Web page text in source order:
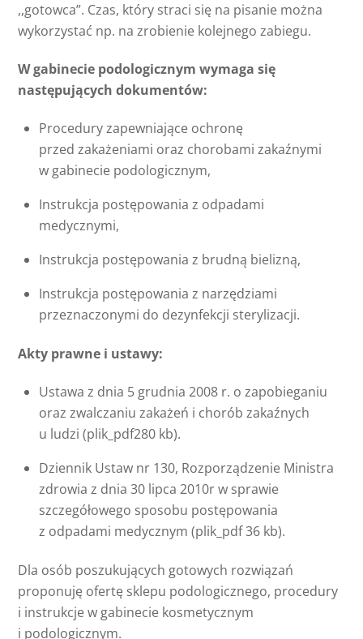
,,gotowca”. Czas, który straci się na pisanie można
wykorzystać np. na zrobienie kolejnego zabiegu.
W gabinecie podologicznym wymaga się
następujących dokumentów:
Procedury zapewniające ochronę
przed zakażeniami oraz chorobami zakaźnymi
w gabinecie podologicznym,
Instrukcja postępowania z odpadami
medycznymi,
Instrukcja postępowania z brudną bielizną,
Instrukcja postępowania z narzędziami
przeznaczonymi do dezynfekcji sterylizacji.
Akty prawne i ustawy:
Ustawa z dnia 5 grudnia 2008 r. o zapobieganiu
oraz zwalczaniu zakażeń i chorób zakaźnych
u ludzi (plik_pdf280 kb).
Dziennik Ustaw nr 130, Rozporządzenie Ministra
zdrowia z dnia 30 lipca 2010r w sprawie
szczegółowego sposobu postępowania
z odpadami medycznym (plik_pdf 36 kb).
Dla osób poszukujących gotowych rozwiązań
proponuję ofertę sklepu podologicznego, procedury
i instrukcje w gabinecie kosmetycznym
i podologicznym.